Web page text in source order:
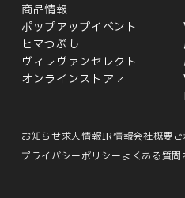
商品情報
ポップアップイベント
ヒマつぶし
ヴィレヴァンセレクト
オンラインストア
お知らせ求人情報IR情報会社概要
プライバシーポリシーよくある質問